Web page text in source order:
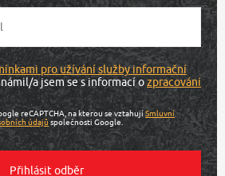
pro užívání služby informační
a jsem se s informací ozpracování
reCAPTCHA, na kterou se vztahujíSmluvní
údajů společnosti Google.